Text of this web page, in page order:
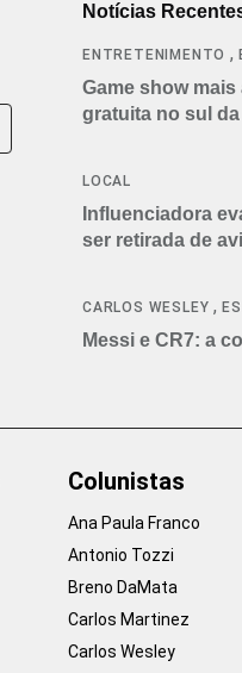
Notícias
ENTRETENIMENTO ,
Game show
gratuita no sul
LOCAL
Influenciadora
ser retirada de
CARLOS WESLEY ,
Messi e CR7: a
Colunistas
Ana Paula Franco
Antonio Tozzi
Breno DaMata
Carlos Martinez
Carlos Wesley